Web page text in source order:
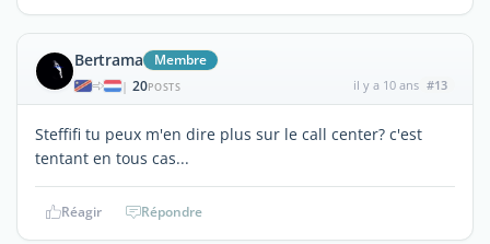
Bertrama Membre
| 20POSTS il y a 10 ans #13
Steffifi tu peux m'en dire plus sur le call center? c'est
tentant en tous cas...
Réagir Répondre